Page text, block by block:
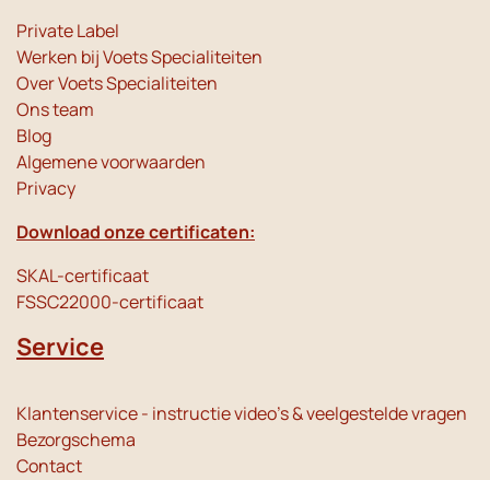
Private Label
Werken bij Voets Specialiteiten
Over Voets Specialiteiten
Ons team
Blog
Algemene voorwaarden
Privacy
Download onze certificaten:
SKAL-certificaat
FSSC22000-certificaat
Service
Klantenservice - instructie video's & veelgestelde vragen
Bezorgschema
Contact